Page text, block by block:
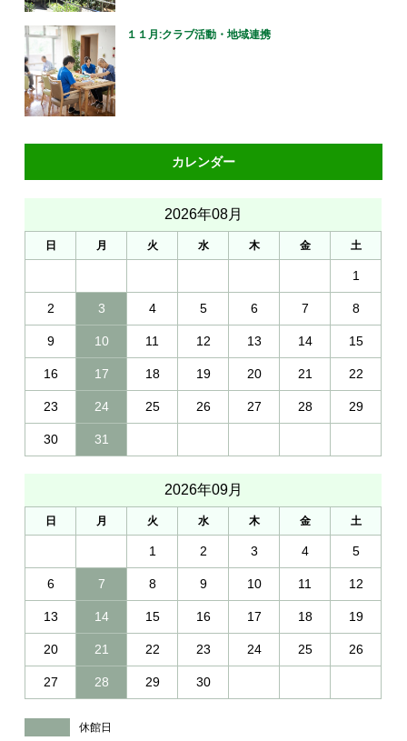
１１月:クラブ活動・地域連携
カレンダー
2026年08月
日 月 火 水 木 金 土
1
2 3 4 5 6 7 8
9 10 11 12 13 14 15
16 17 18 19 20 21 22
23 24 25 26 27 28 29
30 31
2026年09月
日 月 火 水 木 金 土
1 2 3 4 5
6 7 8 9 10 11 12
13 14 15 16 17 18 19
20 21 22 23 24 25 26
27 28 29 30
休館日